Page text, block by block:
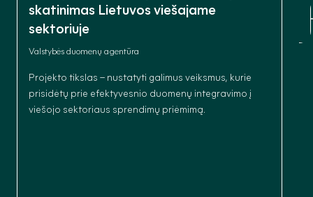
skatinimas Lietuvos viešajame
sektoriuje
Valstybės duomenų agentūra
Projekto tikslas – nustatyti galimus veiksmus, kurie
prisidėtų prie efektyvesnio duomenų integravimo į
viešojo sektoriaus sprendimų priėmimą.